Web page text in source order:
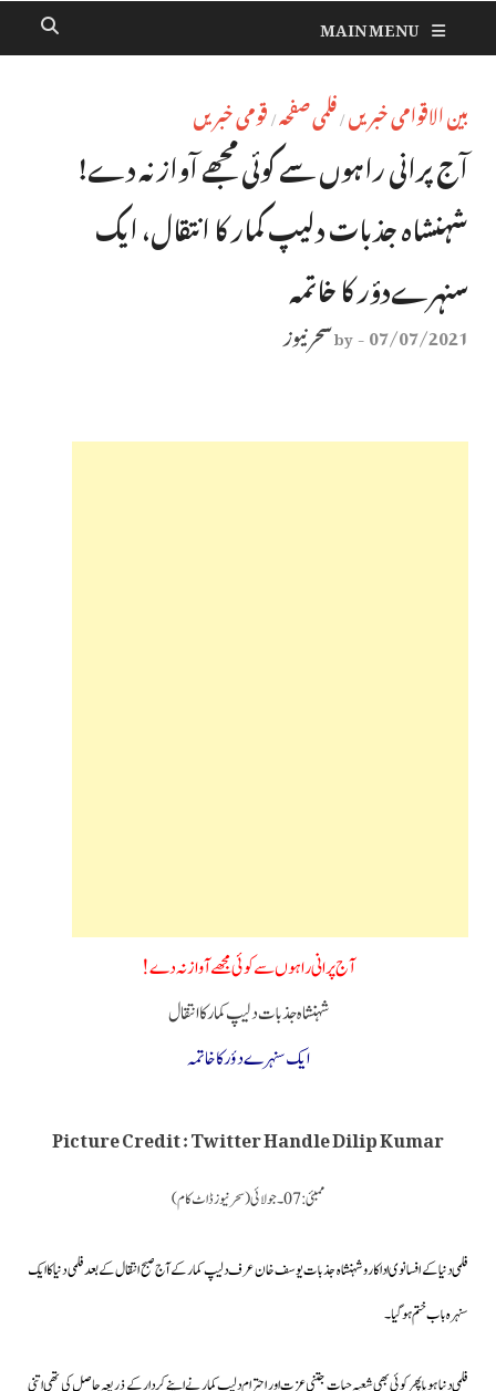
MAIN MENU
بین الاقوامی خبریں / فلمی صفحہ / قومی خبریں
آج پرانی راہوں سے کوئی مجھے آواز نہ دے!
شہنشاہ جذبات دلیپ کمار کا انتقال، ایک
سنہرےدؤر کا خاتمہ
07/07/2021
-
byسحر نیوز
آج پرانی راہوں سے کوئی مجھے آواز نہ دے!
شہنشاہ جذبات دلیپ کمار کا انتقال
ایک سنہرے دؤر کا خاتمہ
Picture Credit : Twitter Handle Dilip Kumar
ممبئی : 07۔جولائی (سحرنیوز ڈاٹ کام)
فلمی دنیا کے افسانوی اداکار و شہنشاہ جذبات یوسف خان عرف دلیپ کمار کے آج صبح انتقال کے بعد فلمی دنیا کا ایک
سنہرہ باب ختم ہوگیا۔
فلمی دنیا ہو یا پھر کوئی بھی شعبہ حیات جتنی عزت اور احترام دلیپ کمار نے اپنے کردار کے ذریعہ حاصل کی تھی اتنی